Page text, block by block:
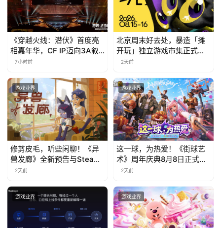
《穿越火线：潜伏》首度亮
相嘉年华，CF IP迈向3A叙
事新高度
7小时前
北京周末好去处，暴造「摊
开玩」独立游戏市集正式开
票！
2天前
游戏业界
修剪皮毛，听些闲聊！《异
兽发廊》全新预告与Steam
免费试玩公开
2天前
游戏业界
这一球，为热爱！《街球艺
术》周年庆典8月8日正式上
线，多重福利与全新内容同
2天前
游戏业界 游戏业界